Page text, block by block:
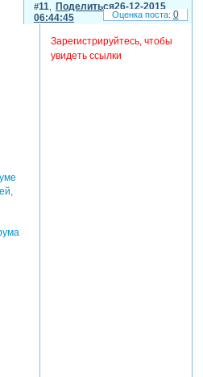
Поделиться
11
26-12-2015
06:44:45
Зарегистрируйтесь, чтобы
увидеть ссылки
0